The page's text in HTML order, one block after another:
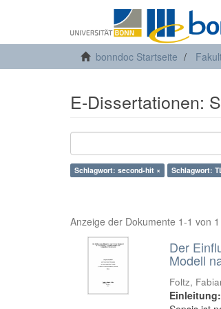
bonndoc Startseite
E-Dissertationen:
Schlagwort: second-hit × Schlagwort:
Anzeige der Dokumente 1-1 von 1
Der
Modell
Foltz,
Einleitung: